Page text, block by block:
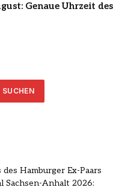
Genaue Uhrzeit des
SUCHEN
Hamburger Ex-Paars
Sachsen-Anhalt 2026: